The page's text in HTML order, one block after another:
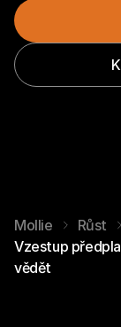
Mollie
Růst
Vzestup
vědět